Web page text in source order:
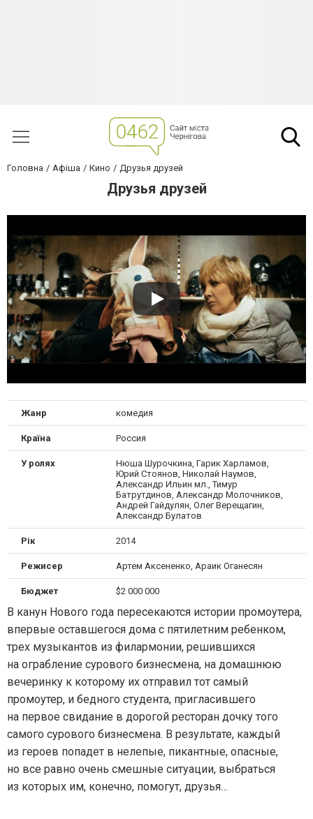
Головна Афіша Кино Друзья друзей
Друзья друзей
Жанр комедия
Країна Россия
У ролях
Нюша Шурочкина, Гарик Харламов,
Юрий Стоянов, Николай Наумов,
Александр Ильин мл., Тимур
Батрутдинов, Александр Молочников,
Андрей Гайдулян, Олег Верещагин,
Александр Булатов
Рік 2014
Режисер Артем Аксененко, Араик Оганесян
Бюджет $2 000 000
В канун Нового года пересекаются истории промоутера,
впервые оставшегося дома с пятилетним ребенком,
трех музыкантов из филармонии, решившихся
на ограбление сурового бизнесмена, на домашнюю
вечеринку к которому их отправил тот самый
промоутер, и бедного студента, пригласившего
на первое свидание в дорогой ресторан дочку того
самого сурового бизнесмена. В результате, каждый
из героев попадет в нелепые, пикантные, опасные,
но все равно очень смешные ситуации, выбраться
из которых им, конечно, помогут, друзья…